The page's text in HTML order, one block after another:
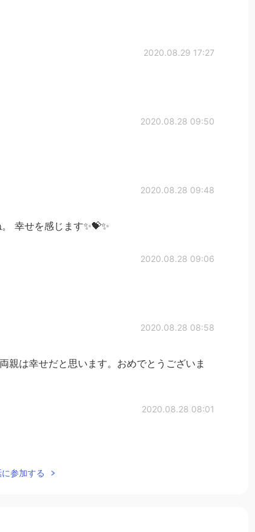
2020.08.29 17:27
2020.08.28 09:50
2020.08.28 09:48
幸せを感じます✨💝✨
2020.08.28 09:06
2020.08.28 08:58
親は幸せだと思います。おめでとうございま
2020.08.28 08:01
参加する